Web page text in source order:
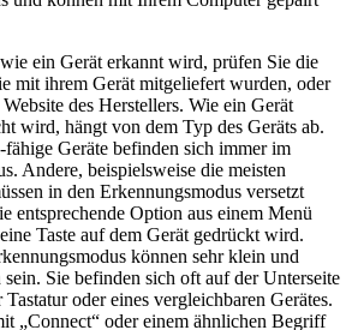
ein Gerät erkannt wird, prüfen Sie die
mit ihrem Gerät mitgeliefert wurden, oder
des Herstellers. Wie ein Gerät
wird, hängt von dem Typ des Geräts ab.
Geräte befinden sich immer im
Andere, beispielsweise die meisten
in den Erkennungsmodus versetzt
entsprechende Option aus einem Menü
Taste auf dem Gerät gedrückt wird.
können sehr klein und
Sie befinden sich oft auf der Unterseite
oder eines vergleichbaren Gerätes.
„Connect“ oder einem ähnlichen Begriff